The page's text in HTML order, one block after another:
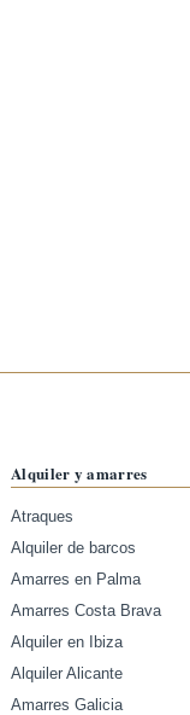
Alquiler y amarres
Atraques
Alquiler de barcos
Amarres en Palma
Amarres Costa Brava
Alquiler en Ibiza
Alquiler Alicante
Amarres Galicia